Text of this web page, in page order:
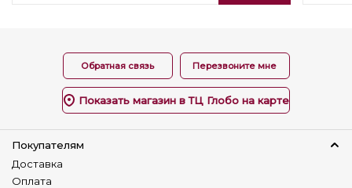
Изменение размера
Наличие столика
Детский диван
Обратная связь Перезвоните мне
Показать магазин в ТЦ Глобо на карте
Покупателям
Доставка
Оплата